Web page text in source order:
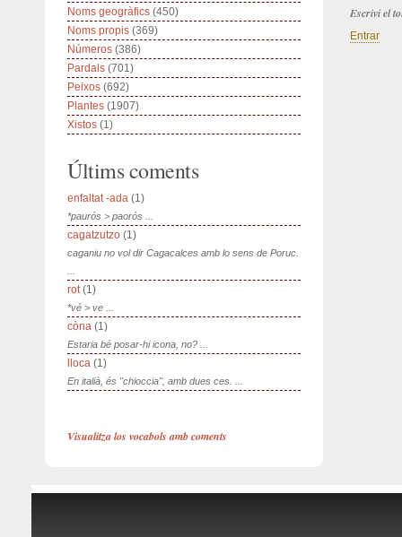
Escrivi el
Entrar
Noms geogràfics (450)
Noms propis (369)
Números (386)
Pardals (701)
Peixos (692)
Plantes (1907)
Xistos (1)
Últims coments
enfaltat -ada (1)
*paurós > paorós ...
cagatzutzo (1)
caganiu no vol dir Cagacalces amb lo sens de Poruc.
rot(1)
*vé > ve ...
còna (1)
Estaria bé posar-hi icona, no? ...
lloca (1)
En italià, és "chioccia", amb dues ces. ...
Visualitza los vocabols amb coments